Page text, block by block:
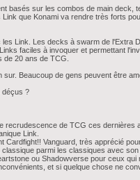
basés sur les combos de main deck,
que Konami va rendre très forts
Link. Les decks à swarm de l'Extra
faciles à invoquer et permettant
de 20 ans de TCG.
sur. Beaucoup de gens peuvent être
déçus ?
recrudescence de TCG ces
Link.
Cardfight!! Vanguard, très apprécié
parmi les classiques avec
ou Shadowverse pour ceux qui
et si quelque chose ne